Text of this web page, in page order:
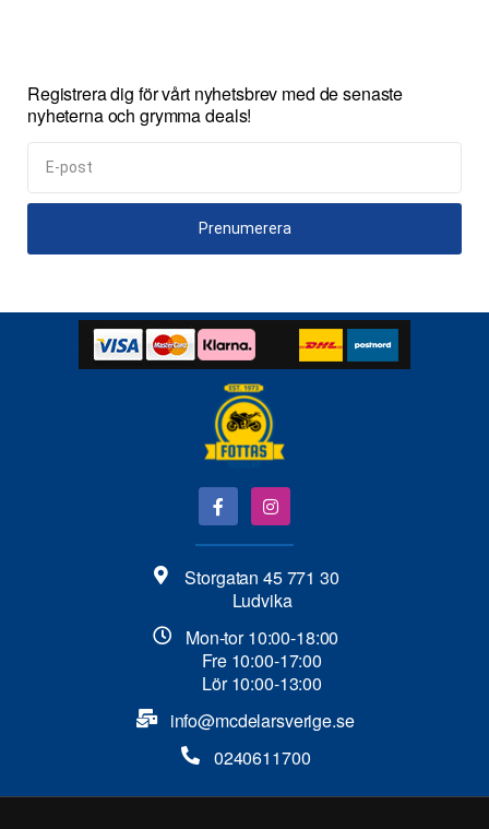
Registrera dig för vårt nyhetsbrev med de senaste
nyheterna och grymma deals!
Prenumerera
Storgatan 45 771 30
Ludvika
Mon-tor 10:00-18:00
Fre 10:00-17:00
Lör 10:00-13:00
info@mcdelarsverige.se​
0240611700